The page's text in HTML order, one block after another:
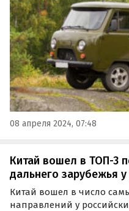
2024 года на 15 тысяч
08 апреля 2024, 07:48
Китай вошел в ТОП-3
дальнего зарубежья у
Китай вошел в число
направлений у